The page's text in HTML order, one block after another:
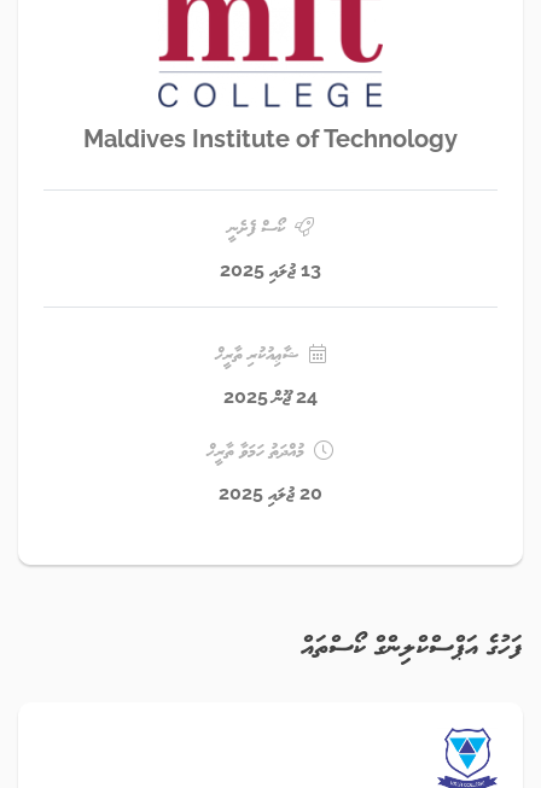
Maldives Institute of Technology
ކޯސް ފެށެނީ
13 ޖުލައި 2025
ޝާޢިއުކުރި ތާރީޚް
24 ޖޫން 2025
މުއްދަތު ހަމަވާ ތާރީޚް
20 ޖުލައި 2025
ފަހުގެ އަޕްސްކްލިންގް ކޯސްތައް